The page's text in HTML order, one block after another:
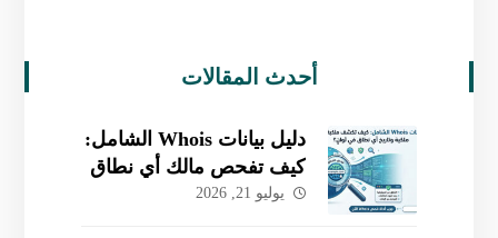
أحدث المقالات
دليل بيانات Whois الشامل:
كيف تفحص مالك أي نطاق
وتتحقق من تاريخه
يوليو 21, 2026